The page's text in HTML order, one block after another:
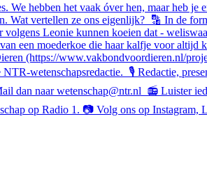
We hebben het vaak óver hen, maar heb
Wat vertellen ze ons eigenlijk? 🔡 In de
volgens Leonie kunnen koeien dat -
een moederkoe die haar kalfje voor
(https://www.vakbondvoordieren.nl/
NTR-wetenschapsredactie. 🎙️ Redactie,
dan naar wetenschap@ntr.nl 📻 Luister
op Radio 1. 📷 Volg ons op Instagram,